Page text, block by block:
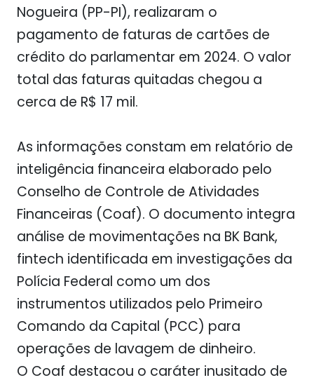
Nogueira (PP-PI), realizaram o
pagamento de faturas de cartões de
crédito do parlamentar em 2024. O valor
total das faturas quitadas chegou a
cerca de R$ 17 mil.
As informações constam em relatório de
inteligência financeira elaborado pelo
Conselho de Controle de Atividades
Financeiras (Coaf). O documento integra
análise de movimentações na BK Bank,
fintech identificada em investigações da
Polícia Federal como um dos
instrumentos utilizados pelo Primeiro
Comando da Capital (PCC) para
operações de lavagem de dinheiro.
O Coaf destacou o caráter inusitado de